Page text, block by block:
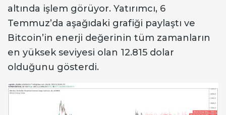
altında işlem görüyor. Yatırımcı, 6
Temmuz’da aşağıdaki grafiği paylaştı ve
Bitcoin’in enerji değerinin tüm zamanların
en yüksek seviyesi olan 12.815 dolar
olduğunu gösterdi.